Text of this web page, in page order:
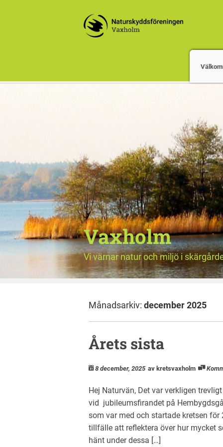
Vaxholm
Vi värnar natur och miljö i
Månadsarkiv: december 2025
Årets sista
8 december, 2025 av kretsvaxholm
Hej Naturvän, Det var verkligen
vid jubileumsfirandet på
som var med och startade kretsen
tillfälle att reflektera över hur mycket
hänt under dessa […]